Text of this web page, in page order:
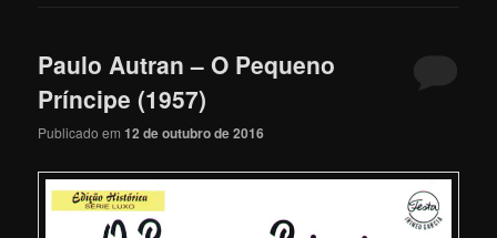
Paulo Autran – O Pequeno
Príncipe (1957)
Publicado em12 de outubro de 2016